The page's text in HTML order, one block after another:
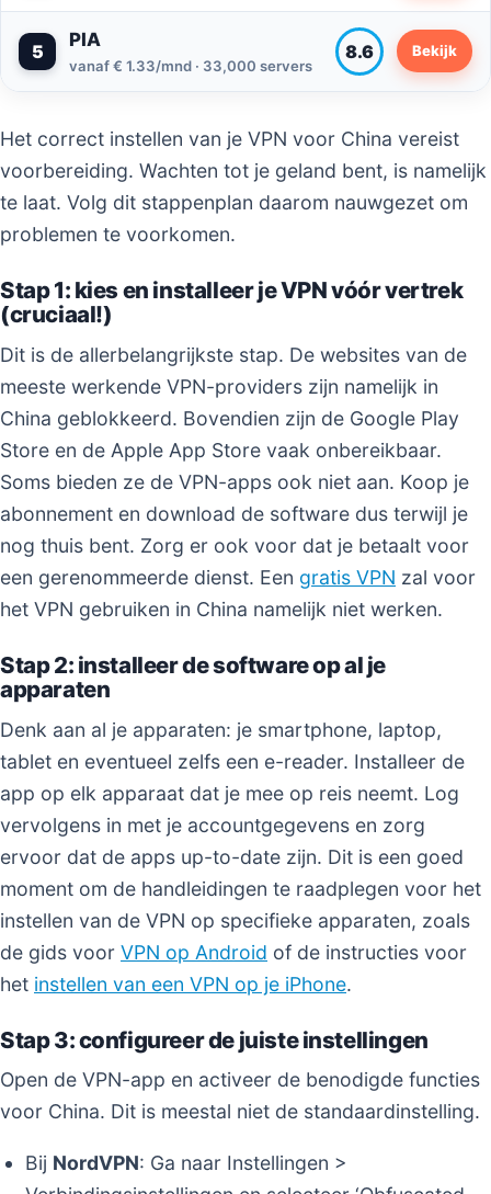
5
PIA
vanaf € 1.33/mnd · 33,000 servers
8.6 Bekijk
Het correct instellen van je VPN voor China vereist
voorbereiding. Wachten tot je geland bent, is namelijk
te laat. Volg dit stappenplan daarom nauwgezet om
problemen te voorkomen.
Stap 1: kies en installeer je VPN vóór vertrek
(cruciaal!)
Dit is de allerbelangrijkste stap. De websites van de
meeste werkende VPN-providers zijn namelijk in
China geblokkeerd. Bovendien zijn de Google Play
Store en de Apple App Store vaak onbereikbaar.
Soms bieden ze de VPN-apps ook niet aan. Koop je
abonnement en download de software dus terwijl je
nog thuis bent. Zorg er ook voor dat je betaalt voor
een gerenommeerde dienst. Een gratis VPN zal voor
het VPN gebruiken in China namelijk niet werken.
Stap 2: installeer de software op al je
apparaten
Denk aan al je apparaten: je smartphone, laptop,
tablet en eventueel zelfs een e-reader. Installeer de
app op elk apparaat dat je mee op reis neemt. Log
vervolgens in met je accountgegevens en zorg
ervoor dat de apps up-to-date zijn. Dit is een goed
moment om de handleidingen te raadplegen voor het
instellen van de VPN op specifieke apparaten, zoals
de gids voor VPN op Android of de instructies voor
het instellen van een VPN op je iPhone.
Stap 3: configureer de juiste instellingen
Open de VPN-app en activeer de benodigde functies
voor China. Dit is meestal niet de standaardinstelling.
Bij NordVPN: Ga naar Instellingen >